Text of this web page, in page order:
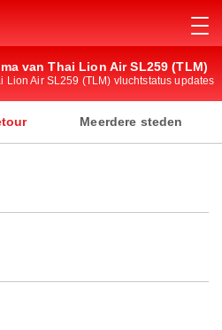
van Thai Lion Air SL259 (TLM)
Lion Air SL259 (TLM) vluchtstatus updates
Meerdere steden